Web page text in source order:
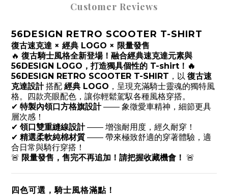
Customer Reviews
56DESIGN RETRO SCOOTER T-SHIRT
復古速克達 × 經典 LOGO × 限量發售
🔥 復古騎士風格全新登場！融合經典速克達元素與
56DESIGN LOGO，打造獨具個性的 T-shirt！🔥
56DESIGN RETRO SCOOTER T-SHIRT ，以 復古速
克達設計搭配 經典 LOGO ，呈現充滿騎士靈魂的獨特風
格。四款亮眼配色，讓你輕鬆駕馭各種風格穿搭。
✔ 特製內領口方格旗設計—— 象徵愛車精神，細節更具
層次感！
✔ 領口雙重縫線設計—— 增強耐用度，經久耐穿！
✔ 精選柔軟純棉材質 —— 帶來極致舒適的穿著體驗，適
合日常與騎行穿搭！
🚨 限量發售，售完不再追加！請把握收藏機會！ 🚨
四色可選，騎士風格滿點！